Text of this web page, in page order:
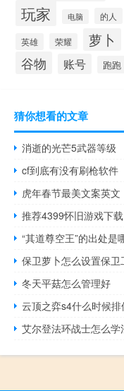
玩家 电脑 的人
英雄 荣耀 萝卜
谷物 账号 跑跑
猜你想看的文章
消逝的光芒5武器等级
cf到底有没有刷枪软件
虎年春节最美文案英文
推荐4399怀旧游戏下载
“其道尊空王”的出处是
保卫萝卜怎么设置保卫
冬天平菇怎么管理好
云顶之弈s4什么时候排
艾尔登法环战士怎么学